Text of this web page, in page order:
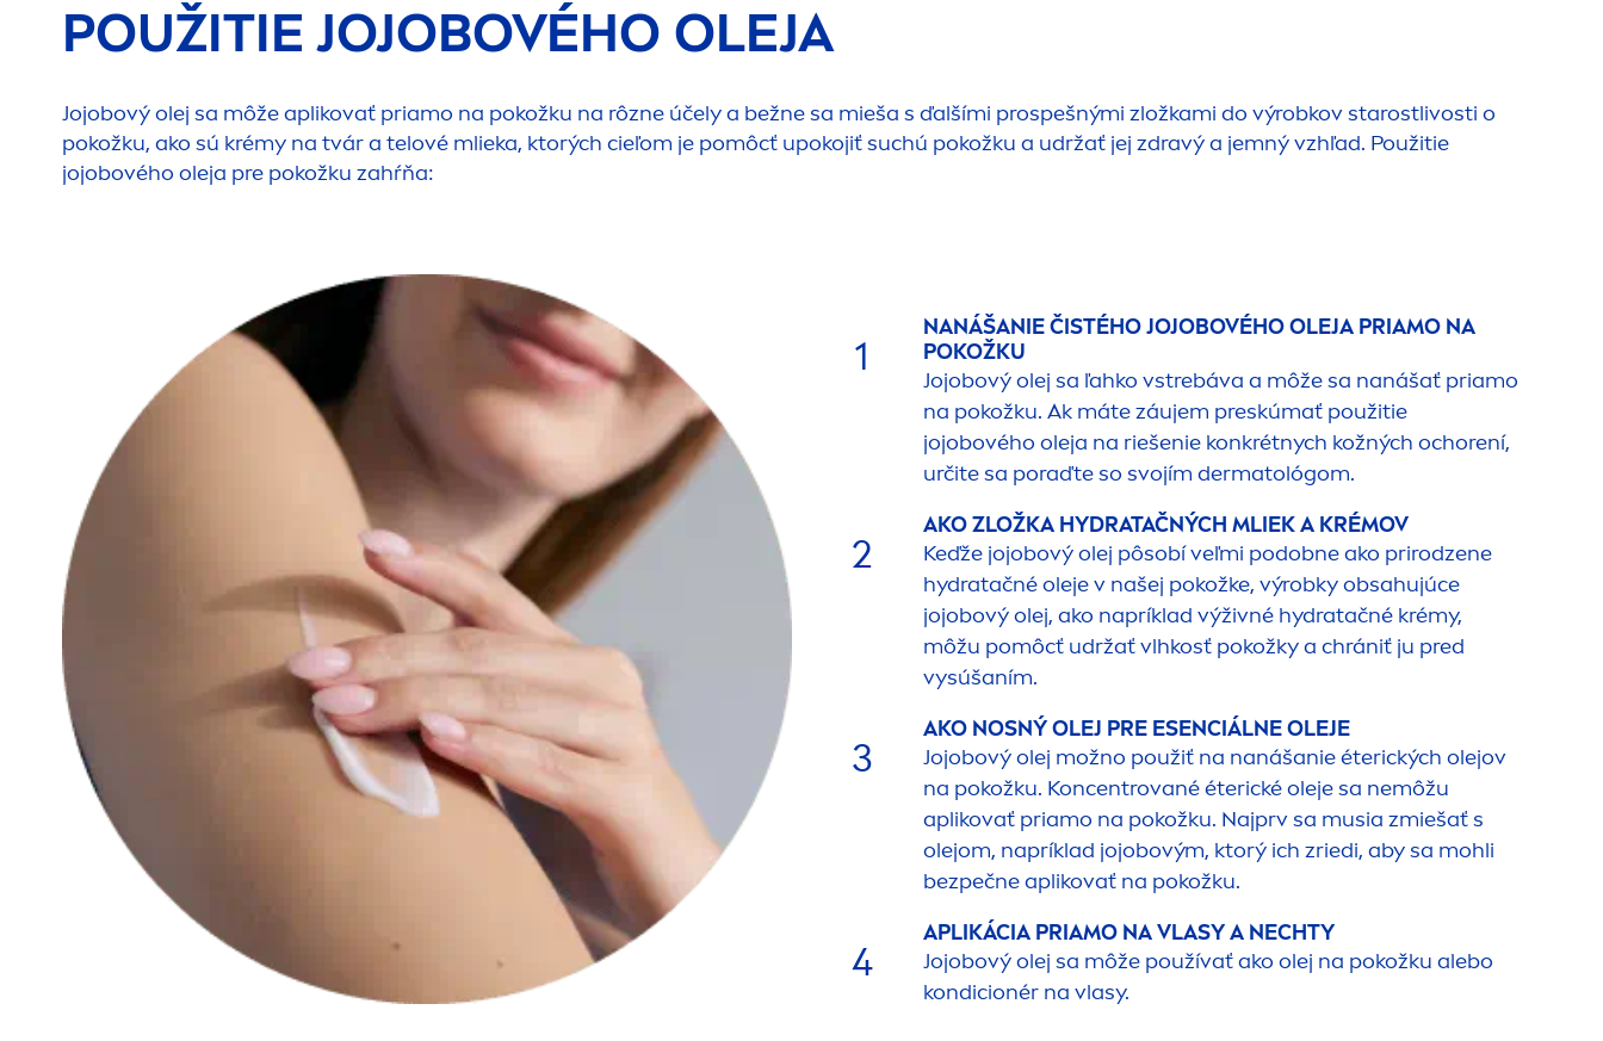
POUŽITIE JOJOBOVÉHO OLEJA
Jojobový olej sa môže aplikovať priamo na pokožku na rôzne účely a bežne sa mieša s ďalšími prospešnými zložkami do výrobkov starostlivosti o
pokožku, ako sú krémy na tvár a telové mlieka, ktorých cieľom je pomôcť upokojiť suchú pokožku a udržať jej zdravý a jemný vzhľad. Použitie
jojobového oleja pre pokožku zahŕňa:
1
NANÁŠANIE ČISTÉHO JOJOBOVÉHO OLEJA PRIAMO NA
POKOŽKU
Jojobový olej sa ľahko vstrebáva a môže sa nanášať priamo
na pokožku. Ak máte záujem preskúmať použitie
jojobového oleja na riešenie konkrétnych kožných ochorení,
určite sa poraďte so svojím dermatológom.
2
AKO ZLOŽKA HYDRATAČNÝCH MLIEK A KRÉMOV
Keďže jojobový olej pôsobí veľmi podobne ako prirodzene
hydratačné oleje v našej pokožke, výrobky obsahujúce
jojobový olej, ako napríklad výživné hydratačné krémy,
môžu pomôcť udržať vlhkosť pokožky a chrániť ju pred
vysúšaním.
3
AKO NOSNÝ OLEJ PRE ESENCIÁLNE OLEJE
Jojobový olej možno použiť na nanášanie éterických olejov
na pokožku. Koncentrované éterické oleje sa nemôžu
aplikovať priamo na pokožku. Najprv sa musia zmiešať s
olejom, napríklad jojobovým, ktorý ich zriedi, aby sa mohli
bezpečne aplikovať na pokožku.
4
APLIKÁCIA PRIAMO NA VLASY A NECHTY
Jojobový olej sa môže používať ako olej na pokožku alebo
kondicionér na vlasy.